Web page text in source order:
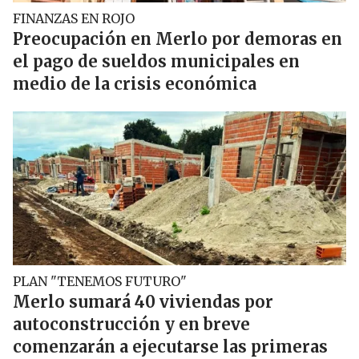
FINANZAS EN ROJO
Preocupación en Merlo por demoras en
el pago de sueldos municipales en
medio de la crisis económica
PLAN "TENEMOS FUTURO"
Merlo sumará 40 viviendas por
autoconstrucción y en breve
comenzarán a ejecutarse las primeras